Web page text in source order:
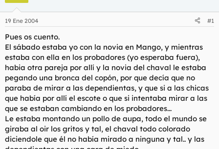
a
d
o
d
e
l
t
e
m
a
e
i
c
i
o
19 Ene 2004 #1
Pues os cuento.
El sábado estaba yo con la novia en Mango, y mientras
estaba con ella en los probadores (yo esperaba fuera),
habia otra pareja por allí y la novia del chaval le estaba
pegando una bronca del copón, por que decía que no
paraba de mirar a las dependientas, y que si a las chicas
que había por allí el escote o que si intentaba mirar a las
que se estaban cambiando en los probadores...
Le estaba montando un pollo de aupa, todo el mundo se
giraba al oir los gritos y tal, el chaval todo colorado
diciendole que él no había mirado a ninguna y tal.. y las